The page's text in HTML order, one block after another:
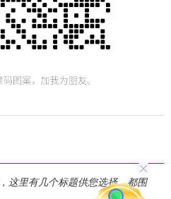
这里有几个标题供您选择，都围